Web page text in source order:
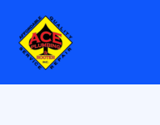
content